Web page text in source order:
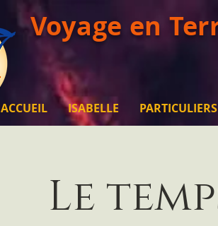
ACCUEIL ISABELLE PARTICULIERS
Voyage en
Le